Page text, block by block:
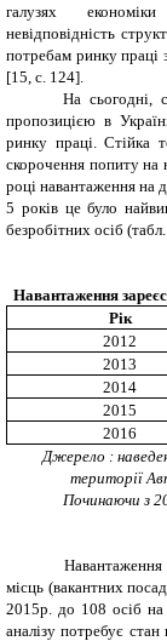
галузях економіки
невідповідність
потребам ринку праці
[15, с. 124].
На сьогодні,
пропозицією в
ринку праці. Стійка
скорочення попиту на
році навантаження на
5 років це було
безробітних осіб (табл.
Навантаження
Рік
2012
2013
2014
2015
2016
Джерело :
території
Починаючи з
Навантаження
місць (вакантних
2015р. до 108 осіб
аналізу потребує